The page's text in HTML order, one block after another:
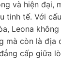
và hiện đại,
tinh tế. Với
Leona
mà còn là địa
cấp giữa